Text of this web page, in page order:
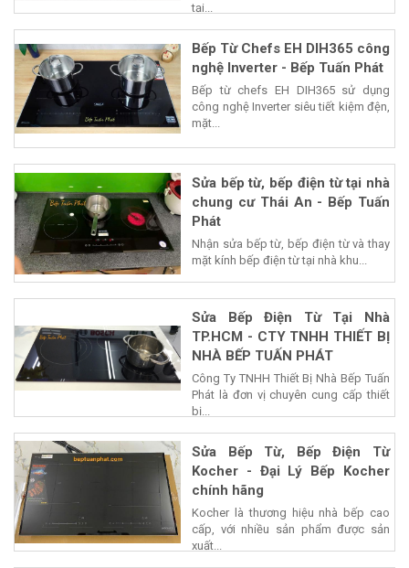
tại...
Bếp Từ Chefs EH DIH365 công
nghệ Inverter - Bếp Tuấn Phát
Bếp từ chefs EH DIH365 sử dụng
công nghệ Inverter siêu tiết kiệm đện,
mặt...
Sửa bếp từ, bếp điện từ tại nhà
chung cư Thái An - Bếp Tuấn
Phát
Nhận sửa bếp từ, bếp điện từ và thay
mặt kính bếp điện từ tại nhà khu...
Sửa Bếp Điện Từ Tại Nhà
TP.HCM - CTY TNHH THIẾT BỊ
NHÀ BẾP TUẤN PHÁT
Công Ty TNHH Thiết Bị Nhà Bếp Tuấn
Phát là đơn vị chuyên cung cấp thiết
bị...
Sửa Bếp Từ, Bếp Điện Từ
Kocher - Đại Lý Bếp Kocher
chính hãng
Kocher là thương hiệu nhà bếp cao
cấp, với nhiều sản phẩm được sản
xuất...